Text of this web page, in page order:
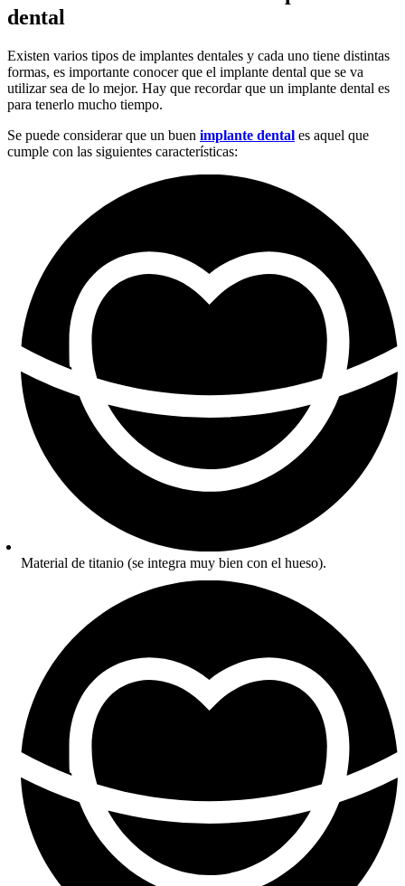
dental
Existen varios tipos de implantes dentales y cada uno tiene distintas
formas, es importante conocer que el implante dental que se va
utilizar sea de lo mejor. Hay que recordar que un implante dental es
para tenerlo mucho tiempo.
Se puede considerar que un buen implante dental es aquel que
cumple con las siguientes características:
Material de titanio (se integra muy bien con el hueso).